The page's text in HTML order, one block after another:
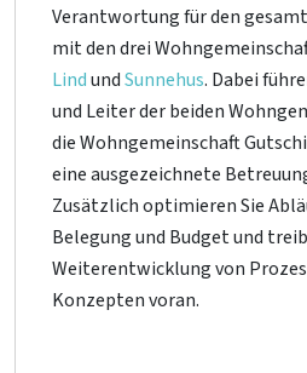
Verantwortung für den
mit den drei
LindundSunnehus. Dabei
und Leiter der beiden
die Wohngemeinschaft
eine ausgezeichnete
Zusätzlich optimieren Sie
Belegung und Budget und
Weiterentwicklung von
Konzepten voran.